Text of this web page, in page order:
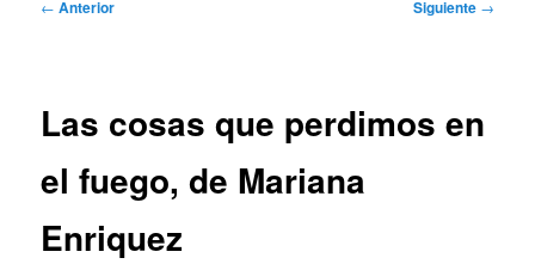
← Anterior Siguiente →
Las cosas que perdimos en
el fuego, de Mariana
Enriquez